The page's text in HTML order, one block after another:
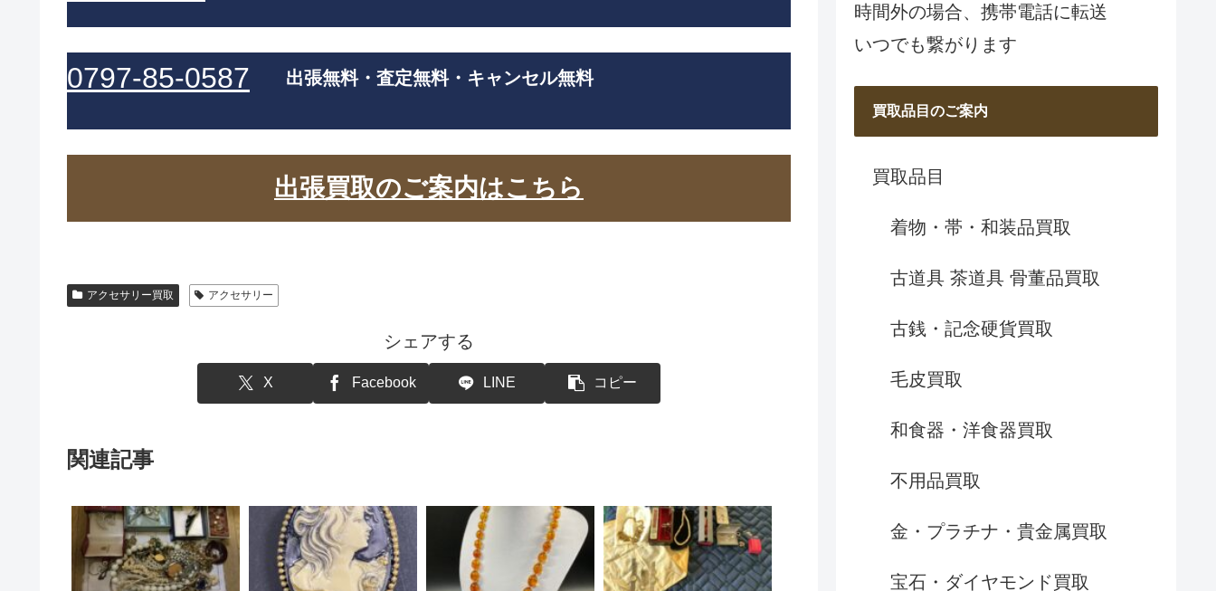
0797-85-0587 出張無料・査定無料・キャンセル無料
出張買取のご案内はこちら
アクセサリー買取 アクセサリー
シェアする
X Facebook LINE コピー
関連記事
時間外の場合、携帯電話に転送
いつでも繋がります
買取品目のご案内
買取品目
着物・帯・和装品買取
古道具 茶道具 骨董品買取
古銭・記念硬貨買取
毛皮買取
和食器・洋食器買取
不用品買取
金・プラチナ・貴金属買取
宝石・ダイヤモンド買取